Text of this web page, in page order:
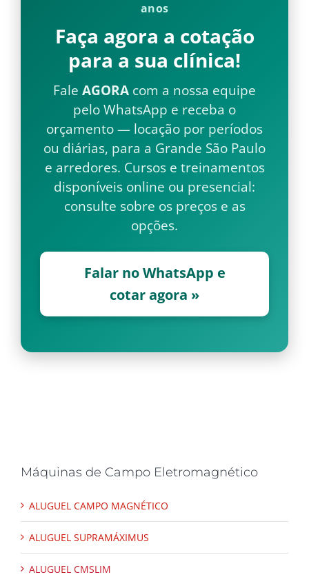
anos
Faça agora a cotação
para a sua clínica!
Fale AGORA com a nossa equipe
pelo WhatsApp e receba o
orçamento — locação por períodos
ou diárias, para a Grande São Paulo
e arredores. Cursos e treinamentos
disponíveis online ou presencial:
consulte sobre os preços e as
opções.
Falar no WhatsApp e
cotar agora »
Máquinas de Campo Eletromagnético
ALUGUEL CAMPO MAGNÉTICO
ALUGUEL SUPRAMÁXIMUS
ALUGUEL CMSLIM